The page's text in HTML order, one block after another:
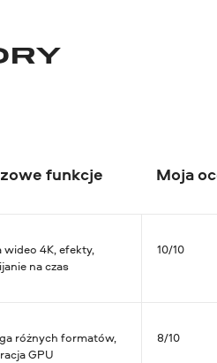
funkcje Moja
wideo 4K, efekty,
na czas
10/10
różnych formatów,
GPU
8/10